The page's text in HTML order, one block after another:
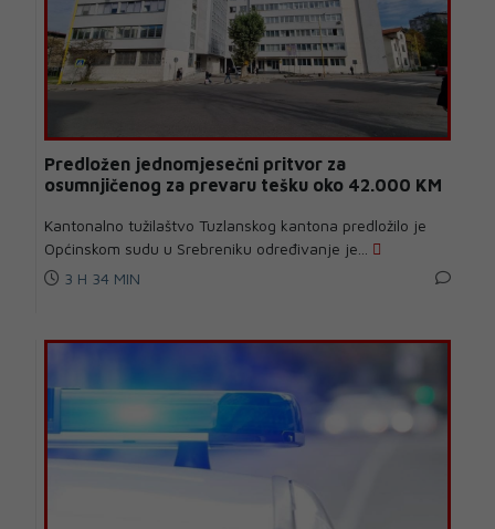
Predložen jednomjesečni pritvor za
osumnjičenog za prevaru tešku oko 42.000 KM
Kantonalno tužilaštvo Tuzlanskog kantona predložilo je
Općinskom sudu u Srebreniku određivanje je...
3 H 34 MIN